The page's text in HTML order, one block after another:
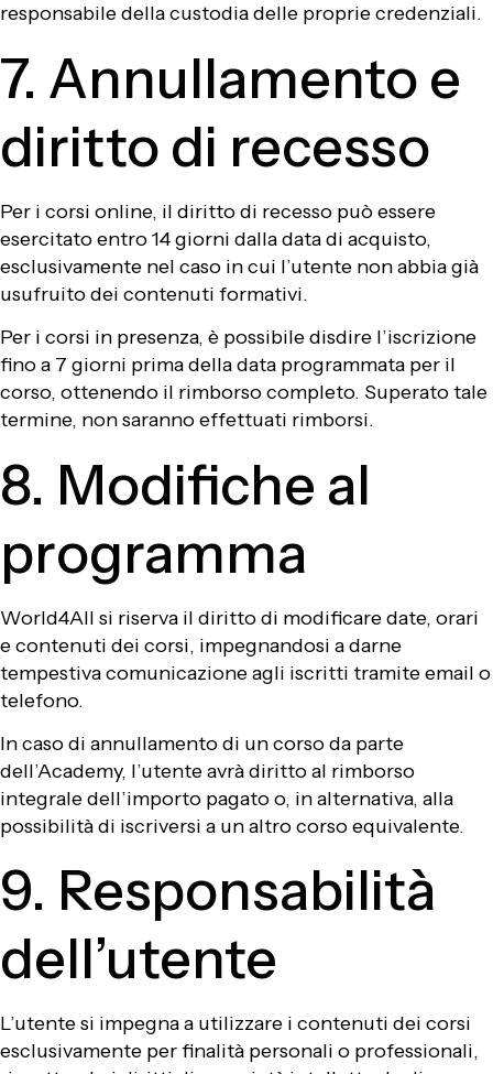
responsabile della custodia delle proprie credenziali.
7. Annullamento e
diritto di recesso
Per i corsi online, il diritto di recesso può essere
esercitato entro 14 giorni dalla data di acquisto,
esclusivamente nel caso in cui l’utente non abbia già
usufruito dei contenuti formativi.
Per i corsi in presenza, è possibile disdire l’iscrizione
fino a 7 giorni prima della data programmata per il
corso, ottenendo il rimborso completo. Superato tale
termine, non saranno effettuati rimborsi.
8. Modifiche al
programma
World4All si riserva il diritto di modificare date, orari
e contenuti dei corsi, impegnandosi a darne
tempestiva comunicazione agli iscritti tramite email o
telefono.
In caso di annullamento di un corso da parte
dell’Academy, l’utente avrà diritto al rimborso
integrale dell’importo pagato o, in alternativa, alla
possibilità di iscriversi a un altro corso equivalente.
9. Responsabilità
dell’utente
L’utente si impegna a utilizzare i contenuti dei corsi
esclusivamente per finalità personali o professionali,